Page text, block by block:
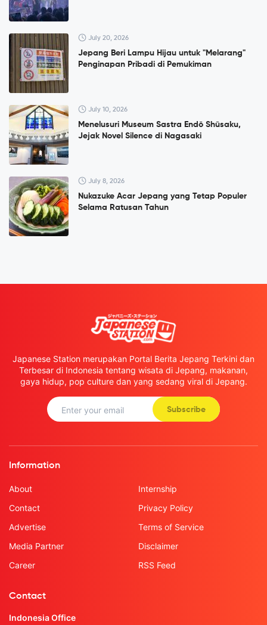
July 20, 2026
Jepang Beri Lampu Hijau untuk "Melarang"
Penginapan Pribadi di Pemukiman
July 10, 2026
Menelusuri Museum Sastra Endō Shūsaku,
Jejak Novel Silence di Nagasaki
July 8, 2026
Nukazuke Acar Jepang yang Tetap Populer
Selama Ratusan Tahun
Japanese Station merupakan Portal Berita Jepang Terkini dan
Terbesar di Indonesia tentang wisata di Jepang, makanan,
gaya hidup, pop culture dan yang sedang viral di Jepang.
Subscribe
Information
About
Contact
Advertise
Media Partner
Career
Internship
Privacy Policy
Terms of Service
Disclaimer
RSS Feed
Contact
Indonesia Office